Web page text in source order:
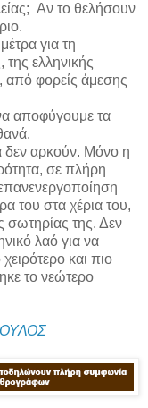
Αν το θελήσουν
για τη
ελληνικής
από φορείς άμεσης
αποφύγουμε τα
δεν αρκούν. Μόνο η
σε πλήρη
του στα χέρια του,
σωτηρίας της. Δεν
λαό για να
και πιο
το νεώτερο